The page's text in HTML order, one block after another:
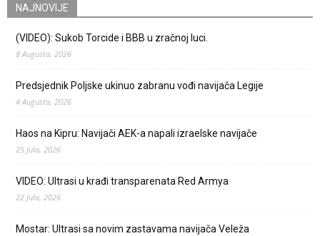
NAJNOVIJE
(VIDEO): Sukob Torcide i BBB u zračnoj luci.
8 Augusta, 2026
Predsjednik Poljske ukinuo zabranu vođi navijača Legije
4 Augusta, 2026
Haos na Kipru: Navijači AEK-a napali izraelske navijače
25 Jula, 2026
VIDEO: Ultrasi u krađi transparenata Red Armya
22 Jula, 2026
Mostar: Ultrasi sa novim zastavama navijača Veleža